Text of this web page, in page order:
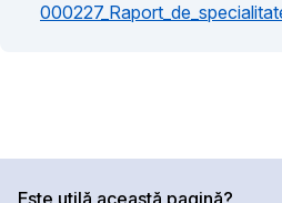
Este utilă această pagină?